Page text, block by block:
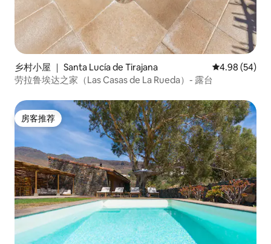
乡村小屋 ｜ Santa Lucía de Tirajana 平均评分 4.98
4.98 (54)
劳拉鲁埃达之家（Las Casas de La Rueda）- 露台
房客推荐
房客推荐